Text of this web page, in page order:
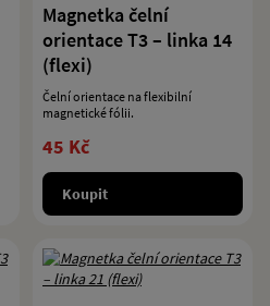
Magnetka čelní
orientace T3 – linka 14
(flexi)
Čelní orientace na flexibilní
magnetické fólii.
45 Kč
Koupit